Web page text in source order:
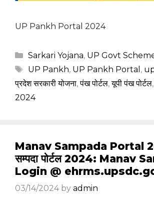
UP Pankh Portal 2024
Categories
Sarkari Yojana, UP Govt
Tags
UP Pankh, UP Pankh Portal ,
प्रदेश सरकारी योजना,पंख पोर्टल,यूपी पंख पोर्टल
2024
Manav Sampada Portal
सम्पदा पोर्टल 2024: Manav
Login @
03/14/2024 by admin